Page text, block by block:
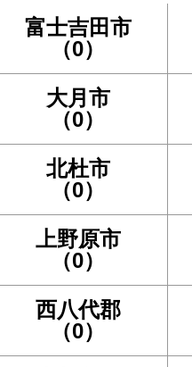
富士吉田市
（0）
大月市
（0）
北杜市
（0）
上野原市
（0）
西八代郡
（0）